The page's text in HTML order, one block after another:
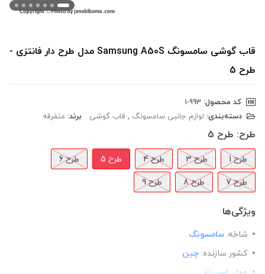
قاب گوشی سامسونگ Samsung A50S مدل طرح دار فانتزی -
طرح 5
کد محصول:
دسته‌بندی: لوازم جانبی سامسونگ , قاب گوشی برند: متفرقه
طرح: طرح 5
طرح 1 طرح 3 طرح 4 طرح 5
طرح 6
طرح 7
طرح 8 طرح 9
ویژگی‌ها
شاخه: سامسونگ
کشور سازنده: چین